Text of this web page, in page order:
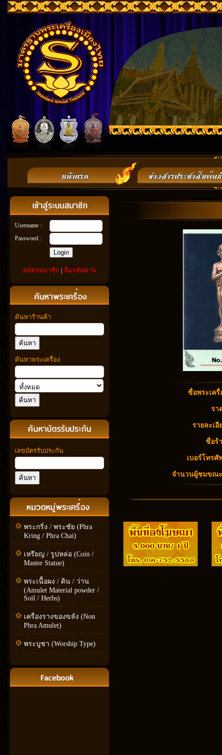
Username :
Password :
สมัครสมาชิก | ลืมรหัสผ่าน
ค้นหาร้านค้า
ค้นหาพระเครื่อง
เลขบัตรรับประกัน
พระกริ่ง / พระชัย (Phra
Kring / Phra Chai)
เหรียญ / รูปหล่อ (Coin /
Master Statue)
พระเนื้อผง / ดิน / ว่าน
(Amulet Material powder /
Soil / Herbs)
เครื่องรางของขลัง (Non
Phra Amulet)
พระบูชา (Worship Type)
ชื่อพระเครื่
รา
รายละเอี
ชื่อร้
เบอร์โทรศั
จำนวนผู้ชมขณ